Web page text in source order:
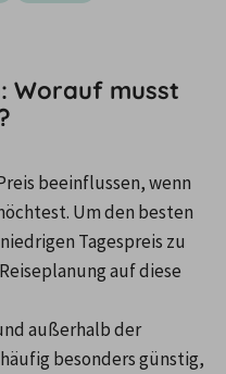
Worauf musst
beeinflussen, wenn
Um den besten
Tagespreis zu
auf diese
außerhalb der
besonders günstig,